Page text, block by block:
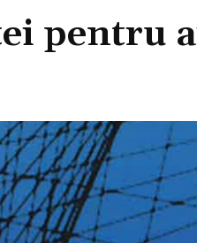
pentru